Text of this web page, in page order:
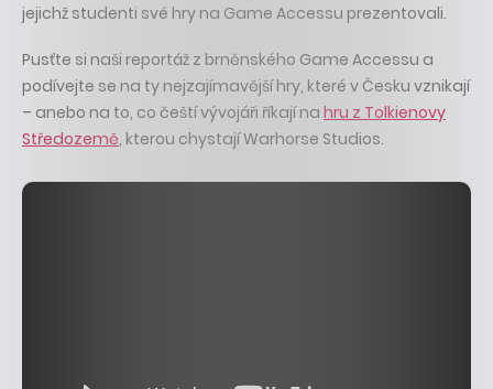
jejichž studenti své hry na Game Accessu prezentovali.
Pusťte si naši reportáž z brněnského Game Accessu a
podívejte se na ty nejzajímavější hry, které v Česku vznikají
– anebo na to, co čeští vývojáři říkají na hru z Tolkienovy
Středozemě, kterou chystají Warhorse Studios.